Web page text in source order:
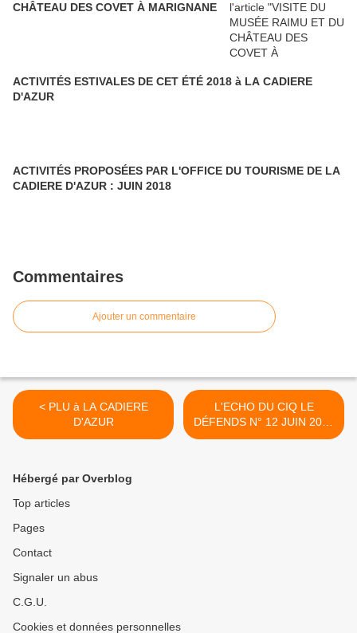
CHÂTEAU DES COVET À MARIGNANE
ACTIVITÉS ESTIVALES DE CET ÉTÉ 2018 à LA CADIERE
D'AZUR
ACTIVITÉS PROPOSÉES PAR L'OFFICE DU TOURISME DE LA
CADIERE D'AZUR : JUIN 2018
Commentaires
Ajouter un commentaire
< PLU à LA CADIERE
D'AZUR
L'ECHO DU CIQ LE
DÉFENDS N° 12 JUIN 2018
>
Hébergé par Overblog
Top articles
Pages
Contact
Signaler un abus
C.G.U.
Cookies et données personnelles